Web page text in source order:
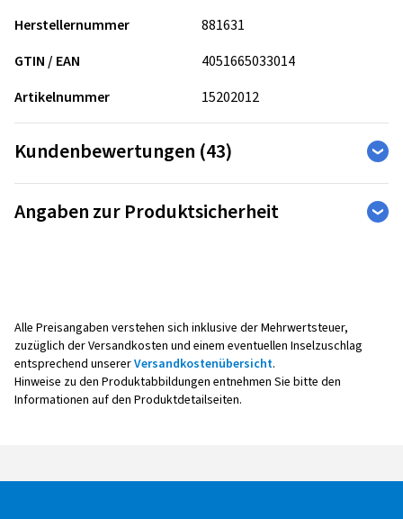
Herstellernummer
881631
GTIN / EAN
4051665033014
Artikelnummer
15202012
Kundenbewertungen (43)
4,81
von insgesamt 43 Bewertungen
5 Sterne
4 Sterne (6)
3 Sterne
2 Sterne
Angaben zur Produktsicherheit
85467 Neuching
Deutschland
Kontakt für Produktsicherheit (kein
Alle Preisangaben verstehen sich inklusive der Mehrwertsteuer,
zuzüglich der Versandkosten und einem eventuellen Inselzuschlag
entsprechend unsererVersandkostenübersicht.
Hinweise zu den Produktabbildungen entnehmen Sie bitte den
Informationen auf den Produktdetailseiten.